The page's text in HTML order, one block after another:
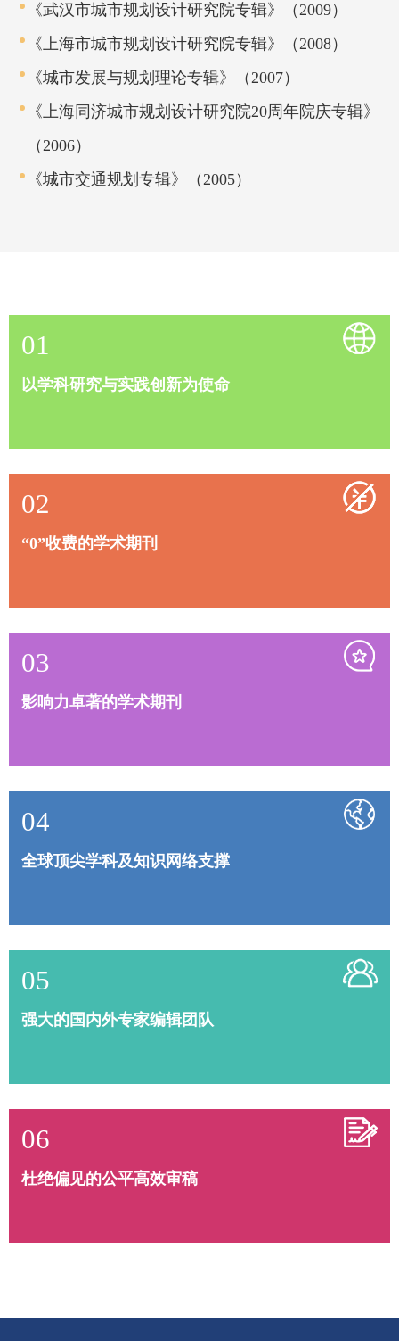
《武汉市城市规划设计研究院专辑》（2009）
《上海市城市规划设计研究院专辑》（2008）
《城市发展与规划理论专辑》（2007）
《上海同济城市规划设计研究院20周年院庆专辑》
（2006）
《城市交通规划专辑》（2005）
01
以学科研究与实践创新为使命
02
“0”收费的学术期刊
03
影响力卓著的学术期刊
04
全球顶尖学科及知识网络支撑
05
强大的国内外专家编辑团队
06
杜绝偏见的公平高效审稿